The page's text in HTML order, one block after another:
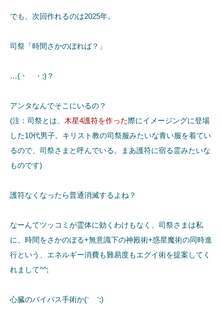
でも、次回作れるのは2025年。
司祭「時間さかのぼれば？」
…(・ ・;)？
アンタなんでそこにいるの？
(注：司祭とは、 木星4護符を作った際にイメージングに登場
した10代男子。キリスト教の司祭服みたいな青い服を着てい
るので、司祭さまと呼んでいる。まあ護符に宿る霊みたいな
ものです)
護符なくなったら普通消滅するよね？
なーんてツッコミが霊体に効くわけもなく、司祭さまは私
に、時間をさかのぼる+無意識下の神殿術+惑星魔術の同時進
行という、エネルギー消費も難易度もエグイ術を提案してく
れまして^^;
心臓のバイパス手術か(⁻ ⁻;)